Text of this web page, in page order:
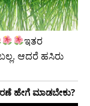
ಇತರ
ಆದರೆ ಹಸಿರು
ಹೇಗೆ ಮಾಡಬೇಕು?